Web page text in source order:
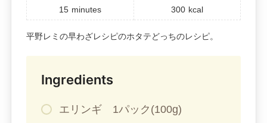
15 minutes
300 kcal
平野レミの早わざレシピのホタテどっちのレシピ。
Ingredients
エリンギ 1パック(100g)